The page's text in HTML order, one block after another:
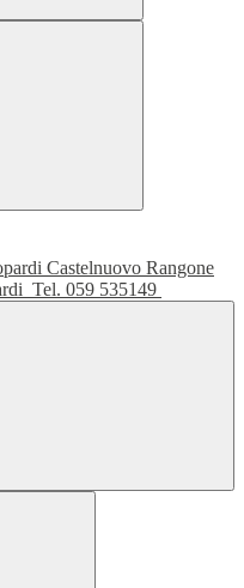
Tel. 059 535149